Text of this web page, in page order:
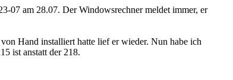
07 am 28.07. Der Windowsrechner meldet immer, er
Hand installiert hatte lief er wieder. Nun habe ich
ist anstatt der 218.